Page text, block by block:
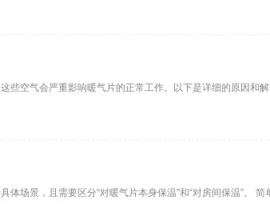
响暖气片的正常工作。以下是详细的原因和解释： 一、空气进入系统的原
场景，且需要区分“对暖气片本身保温”和“对房间保温”。